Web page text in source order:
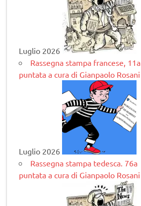
Luglio 2026
Rassegna stampa francese, 11a
puntata a cura di Gianpaolo Rosani
Luglio 2026
Rassegna stampa tedesca. 76a
puntata a cura di Gianpaolo Rosani